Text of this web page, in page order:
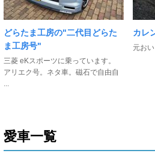
どらたま工房の"二代目どらた
ま工房号"
三菱 eKスポーツに乗っています。
アリエク号。ネタ車。磁石で自由自
...
カレ
元お
愛車一覧